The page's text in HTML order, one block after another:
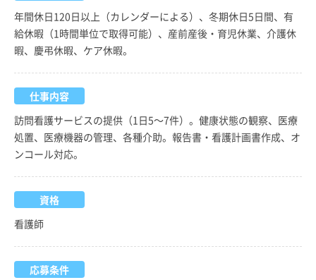
年間休日120日以上（カレンダーによる）、冬期休日5日間、有
給休暇（1時間単位で取得可能）、産前産後・育児休業、介護休
暇、慶弔休暇、ケア休暇。
仕事内容
訪問看護サービスの提供（1日5～7件）。健康状態の観察、医療
処置、医療機器の管理、各種介助。報告書・看護計画書作成、オ
ンコール対応。
資格
看護師
応募条件